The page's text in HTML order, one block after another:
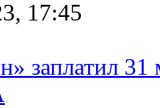
17:45
заплатил